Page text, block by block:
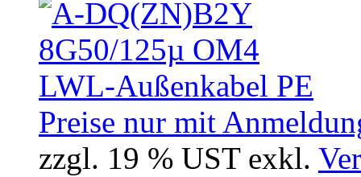
Preise nur mit
zzgl. 19 % UST exkl.